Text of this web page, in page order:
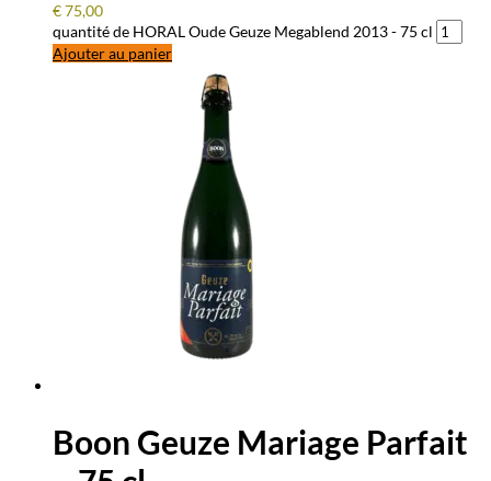
€75,00
quantité de HORAL Oude Geuze Megablend 2013 - 75 cl
Ajouter au panier
Boon Geuze Mariage Parfait